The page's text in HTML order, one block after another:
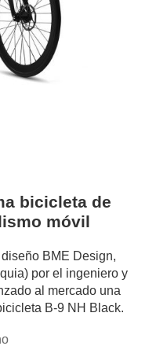
bicicleta de
móvil
BME Design,
por el ingeniero y
al mercado una
B-9 NH Black.
author/chiara-